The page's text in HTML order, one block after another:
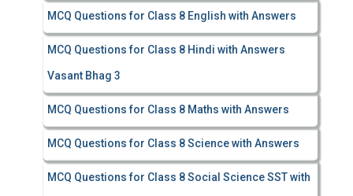
MCQ Questions for Class 8 English with Answers
MCQ Questions for Class 8 Hindi with Answers
Vasant Bhag 3
MCQ Questions for Class 8 Maths with Answers
MCQ Questions for Class 8 Science with Answers
MCQ Questions for Class 8 Social Science SST with